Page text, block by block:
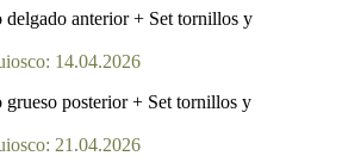
delgado anterior + Set tornillos y
14.04.2026
grueso posterior + Set tornillos y
21.04.2026